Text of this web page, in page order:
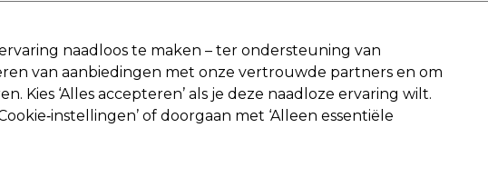
Elektra Beauty Salon interieur Mannen Vegan Nieuwe producten
naadloos te maken – ter ondersteuning van
van aanbiedingen met onze vertrouwde partners en om
Kies ‘Alles accepteren’ als je deze naadloze ervaring wilt.
of doorgaan met ‘Alleen essentiële